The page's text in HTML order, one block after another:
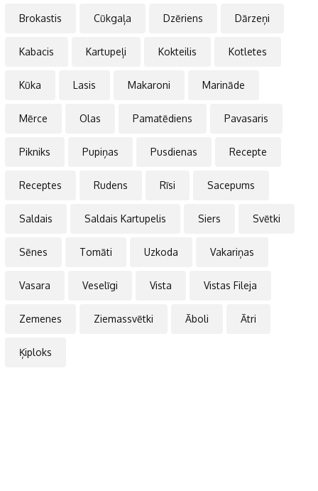
Brokastis Cūkgaļa Dzēriens Dārzeņi
Kabacis Kartupeļi Kokteilis Kotletes
Kūka Lasis Makaroni Marināde
Mērce Olas Pamatēdiens Pavasaris
Pikniks Pupiņas Pusdienas Recepte
Receptes Rudens Rīsi Sacepums
Saldais Saldais Kartupelis Siers Svētki
Sēnes Tomāti Uzkoda Vakariņas
Vasara Veselīgi Vista Vistas Fileja
Zemenes Ziemassvētki Āboli Ātri
Ķiploks